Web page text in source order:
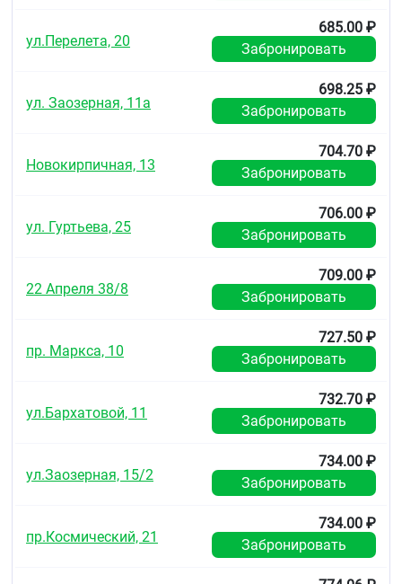
ул.Перелета, 20
685.00 ₽
Забронировать
ул. Заозерная, 11а
698.25 ₽
Забронировать
Новокирпичная, 13
704.70 ₽
Забронировать
ул. Гуртьева, 25
706.00 ₽
Забронировать
22 Апреля 38/8
709.00 ₽
Забронировать
пр. Маркса, 10
727.50 ₽
Забронировать
ул.Бархатовой, 11
732.70 ₽
Забронировать
ул.Заозерная, 15/2
734.00 ₽
Забронировать
пр.Космический, 21
734.00 ₽
Забронировать